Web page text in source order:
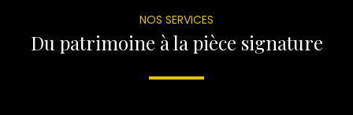
NOS SERVICES
Du patrimoine à la pièce signature